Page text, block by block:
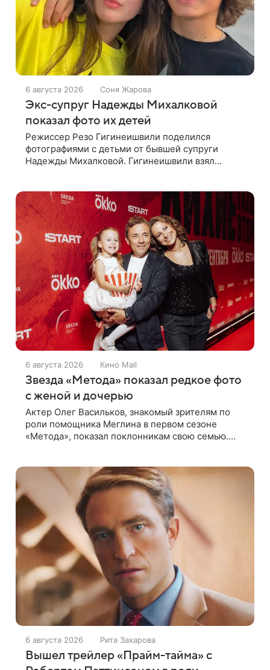
6 августа 2026 Соня Жарова
Экс-супруг Надежды Михалковой
показал фото их детей
Режиссер Резо Гигинеишвили поделился
фотографиями с детьми от бывшей супруги
Надежды Михалковой. Гигинеишвили взял
поездке
6 августа 2026 Кино Mail
Звезда «Метода» показал редкое фото
с женой и дочерью
Актер Олег Васильков, знакомый зрителям по
роли помощника Меглина в первом сезоне
«Метода», показал поклонникам свою семью.
6 августа 2026 Рита Захарова
Вышел трейлер «Прайм-тайма» с